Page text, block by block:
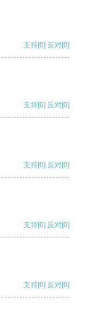
支持[0] 反对[0]
支持[0] 反对[0]
支持[0] 反对[0]
支持[0] 反对[0]
支持[0] 反对[0]